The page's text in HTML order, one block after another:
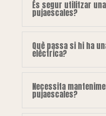
És segur utilitzar
pujaescales?
Què passa si hi ha
elèctrica?
Necessita
pujaescales?